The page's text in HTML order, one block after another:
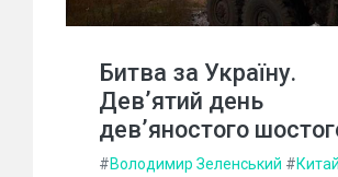
Битва за Україну.
Дев’ятий день
дев’яностого
#Володимир Зеленський #Китай